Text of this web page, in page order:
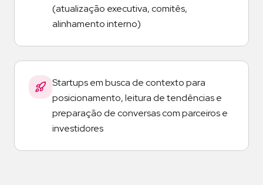
(atualização executiva, comitês,
alinhamento interno)
Startups em busca de contexto para
posicionamento, leitura de tendências e
preparação de conversas com parceiros e
investidores